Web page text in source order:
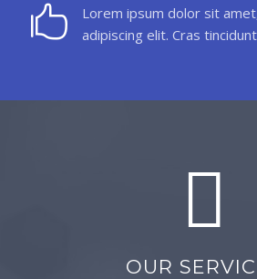
Lorem ipsum dolor sit
adipiscing elit. Cras
OUR